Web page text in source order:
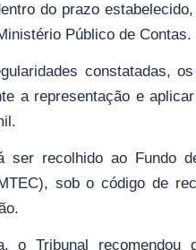
do prazo
Público de Contas.
constatadas,
a representação e
ser recolhido ao Fundo
sob o código de
o Tribunal